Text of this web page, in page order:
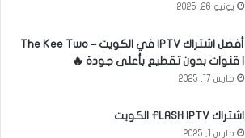
يونيو 26, 2025
أفضل اشتراك IPTV في الكويت – The Kee Two
| قنوات بدون تقطيع بأعلى جودة 🔥
مارس 17, 2025
اشتراك FLASH IPTV الكويت
مارس 1, 2025